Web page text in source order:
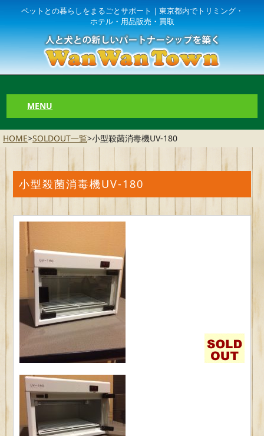
ペットとの暮らしをまるごとサポート｜東京都内でトリミング・
ホテル・用品販売・買取
MENU
HOME>SOLDOUT一覧>小型殺菌消毒機UV-180
小型殺菌消毒機UV-180